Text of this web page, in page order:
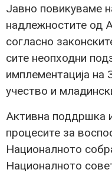
Јавно повикуваме
надлежностите од
согласно
сите неопходни
имплементација на
учество и
Активна поддршка
процесите за
Националното
Националното